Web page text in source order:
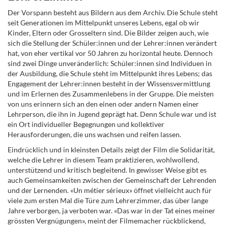
Der Vorspann besteht aus Bildern aus dem Archiv. Die Schule steht
seit Generationen im Mittelpunkt unseres Lebens, egal ob wir
Kinder, Eltern oder Grosseltern sind. Die Bilder zeigen auch, wie
sich die Stellung der Schüler:innen und der Lehrer:innen verändert
hat, von eher vertikal vor 50 Jahren zu horizontal heute. Dennoch
sind zwei Dinge unveränderlich: Schüler:innen sind Individuen in
der Ausbildung, die Schule steht im Mittelpunkt ihres Lebens; das
Engagement der Lehrer:innen besteht in der Wissensvermittlung
und im Erlernen des Zusammenlebens in der Gruppe. Die meisten
von uns erinnern sich an den einen oder andern Namen einer
Lehrperson, die ihn in Jugend geprägt hat. Denn Schule war und ist
ein Ort individueller Begegnungen und kollektiver
Herausforderungen, die uns wachsen und reifen lassen.
Eindrücklich und in kleinsten Details zeigt der Film die Solidarität,
welche die Lehrer in diesem Team praktizieren, wohlwollend,
unterstützend und kritisch begleitend. In gewisser Weise gibt es
auch Gemeinsamkeiten zwischen der Gemeinschaft der Lehrenden
und der Lernenden. «Un métier sérieux» öffnet vielleicht auch für
viele zum ersten Mal die Türe zum Lehrerzimmer, das über lange
Jahre verborgen, ja verboten war. «Das war in der Tat eines meiner
grössten Vergnügungen», meint der Filmemacher rückblickend,